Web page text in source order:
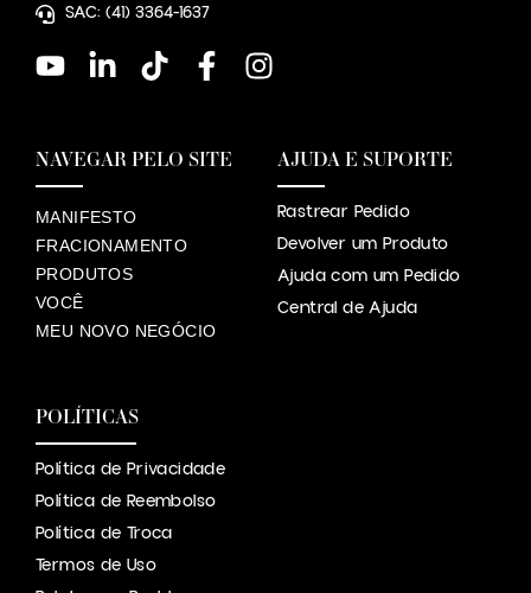
SAC: (41) 3364-1637
NAVEGAR PELO SITE
MANIFESTO
FRACIONAMENTO
PRODUTOS
VOCÊ
MEU NOVO NEGÓCIO
AJUDA E SUPORTE
Rastrear Pedido
Devolver um Produto
Ajuda com um Pedido
Central de Ajuda
POLÍTICAS
Política de Privacidade
Política de Reembolso
Política de Troca
Termos de Uso